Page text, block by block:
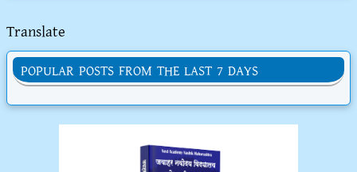
Translate
POPULAR POSTS FROM THE LAST 7 DAYS